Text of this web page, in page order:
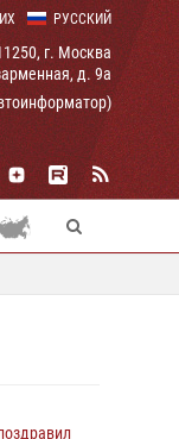
РУССКИЙ
г. Москва
д. 9а